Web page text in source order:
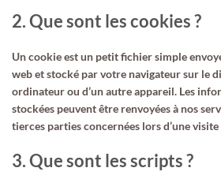
2. Que sont les cookies ?
Un cookie est un petit fichier simple
web et stocké par votre navigateur sur le
ordinateur ou d’un autre appareil. Les
stockées peuvent être renvoyées à nos
tierces parties concernées lors d’une
3. Que sont les scripts ?